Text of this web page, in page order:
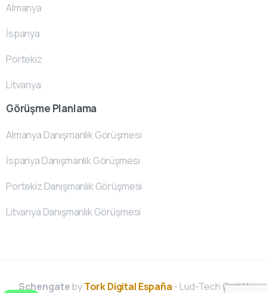
Almanya
İspanya
Portekiz
Litvanya
Görüşme Planlama
Almanya Danışmanlık Görüşmesi
İspanya Danışmanlık Görüşmesi
Portekiz Danışmanlık Görüşmesi
Litvanya Danışmanlık Görüşmesi
SchengatebyTork Digital España - Lud-Tech GmbH